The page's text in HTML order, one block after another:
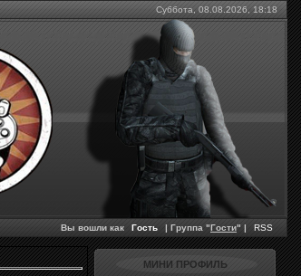
Суббота, 08.08.2026, 18:18
Вы вошли как Гость | Группа "Гости" | RSS
МИНИ ПРОФИЛЬ